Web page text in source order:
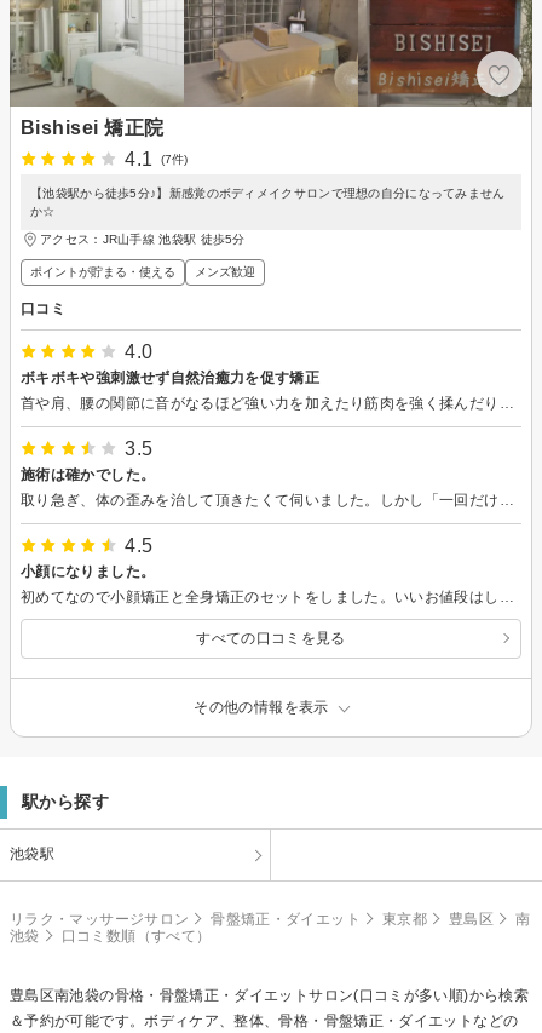
Bishisei 矯正院
4.1
(7件)
【池袋駅から徒歩5分♪】新感覚のボディメイクサロンで理想の自分になってみません
か☆
アクセス：JR山手線 池袋駅 徒歩5分
ポイントが貯まる・使える メンズ歓迎
口コミ
4.0
ボキボキや強刺激せず自然治癒力を促す矯正
3.5
施術は確かでした。
4.5
小顔になりました。
すべての口コミを見る
その他の情報を表示
駅から探す
池袋駅
リラク・マッサージサロン 骨盤矯正・ダイエット 東京都 豊島区
南
池袋
口コミ数順（すべて）
豊島区南池袋の骨格・骨盤矯正・ダイエットサロン(口コミが多い順)から検索
＆予約が可能です。ボディケア、整体、骨格・骨盤矯正・ダイエットなどの